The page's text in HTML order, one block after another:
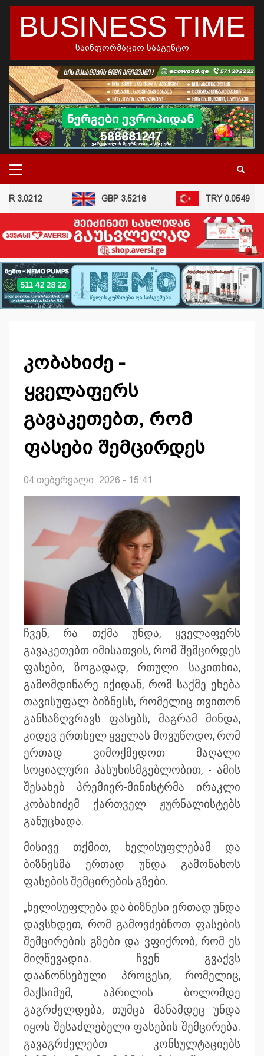
skip
contentBUSINESS TIME
საინფორმაციო სააგენტო
PRIMARY
MENU
3.0212 GBP 3.5216 TRY 0.0549
კობახიძე -
ყველაფერს
გავაკეთებთ, რომ
ფასები შემცირდეს
04 თებერვალი, 2026 - 15:41
ჩვენ, რა თქმა უნდა, ყველაფერს
გავაკეთებთ იმისათვის, რომ შემცირდეს
ფასები, ზოგადად, რთული საკითხია,
გამომდინარე იქიდან, რომ საქმე ეხება
თავისუფალ ბიზნესს, რომელიც თვითონ
განსაზღვრავს ფასებს, მაგრამ მინდა,
კიდევ ერთხელ ყველას მოვუწოდო, რომ
ერთად ვიმოქმედოთ მაღალი
სოციალური პასუხისმგებლობით, - ამის
შესახებ პრემიერ-მინისტრმა ირაკლი
კობახიძემ ქართველ ჟურნალისტებს
განუცხადა.
მისივე თქმით, ხელისუფლებამ და
ბიზნესმა ერთად უნდა გამონახოს
ფასების შემცირების გზები.
„ხელისუფლება და ბიზნესი ერთად უნდა
დავსხდეთ, რომ გამოვძებნოთ ფასების
შემცირების გზები და ვფიქრობ, რომ ეს
მიღწევადია. ჩვენ გვაქვს
დაანონსებული პროცესი, რომელიც,
მაქსიმუმ, აპრილის ბოლომდე
გაგრძელდება, თუმცა მანამდეც უნდა
იყოს შესაძლებელი ფასების შემცირება.
გავაგრძელებთ კონსულტაციებს